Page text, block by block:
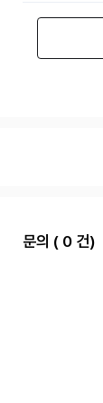
문의 ( 0 건)